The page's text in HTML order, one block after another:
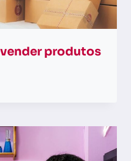
produtos